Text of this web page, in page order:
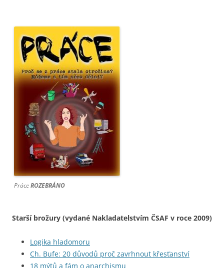
PráceROZEBRÁNO
Starší brožury (vydané Nakladatelstvím ČSAF v roce 2009)
Logika hladomoru
Ch. Bufe: 20 důvodů proč zavrhnout křesťanství
18 mýtů a fám o anarchismu